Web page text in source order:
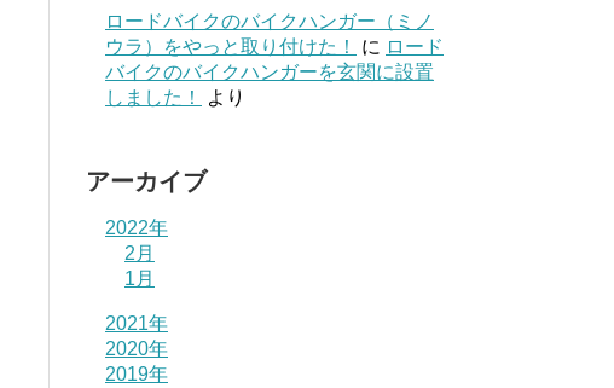
ロードバイクのバイクハンガー（ミノ
ウラ）をやっと取り付けた！
に ロード
バイクのバイクハンガーを玄関に設置
しました！
より
アーカイブ
2022年
2月
1月
2021年
2020年
2019年